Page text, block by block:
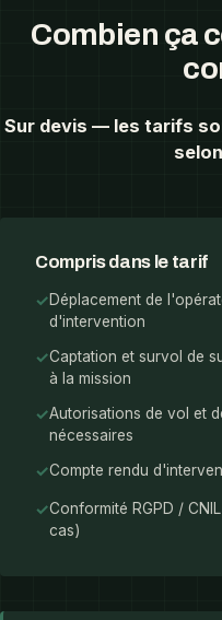
Combien ça
Sur devis — les tarifs
Compris dans le tarif
✓Déplacement de
d'intervention
✓Captation et survol de
à la mission
✓Autorisations de vol et
nécessaires
✓Compte rendu
✓Conformité RGPD /
cas)